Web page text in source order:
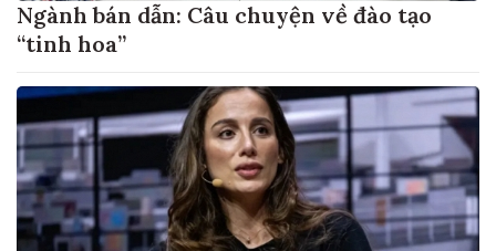
Ngành bán dẫn: Câu chuyện về đào tạo
“tinh hoa”